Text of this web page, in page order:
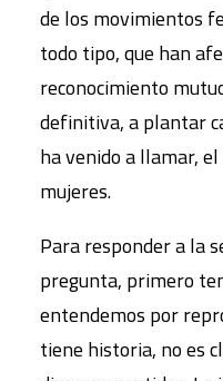
de los movimientos
todo tipo, que han
reconocimiento
definitiva, a plantar
ha venido a llamar,
mujeres.
Para responder a la
pregunta, primero
entendemos por
tiene historia, no es